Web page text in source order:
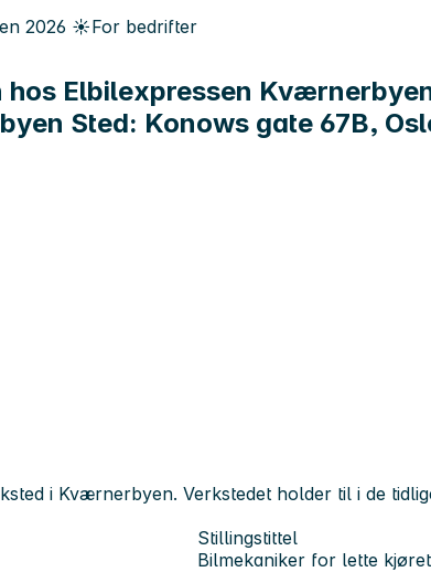
2026 ☀️For bedrifter
hos Elbilexpressen
Sted: Konows gate 67B,
i Kværnerbyen. Verkstedet holder til i de
Stillingstittel
Bilmekaniker for lette